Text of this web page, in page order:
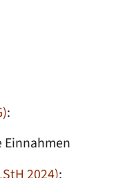
:
Einnahmen